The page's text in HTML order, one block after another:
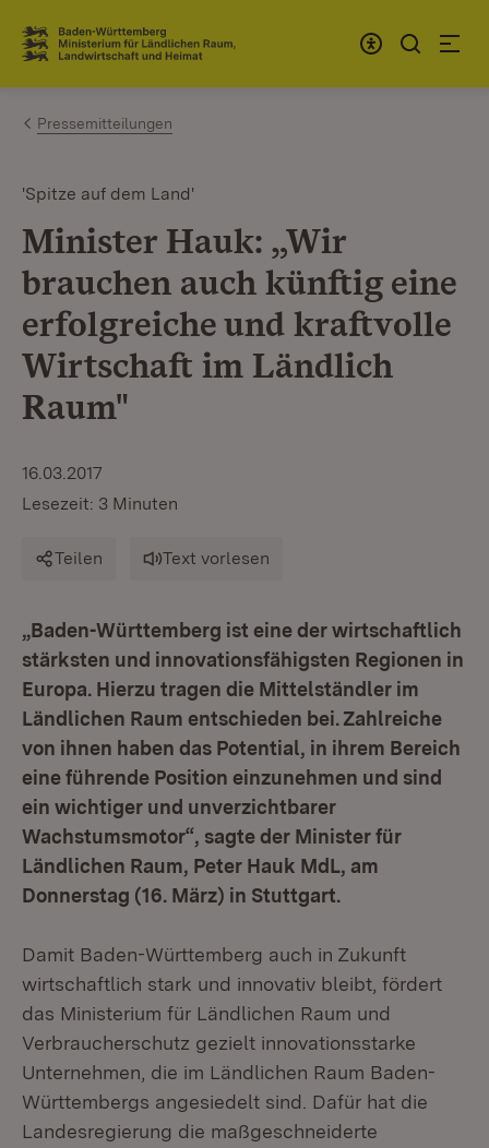
Zum Inhalt springen
Link zur Startseite
Pressemitteilungen
'Spitze auf dem Land'
Minister Hauk: „Wir
brauchen auch künftig eine
erfolgreiche und kraftvolle
Wirtschaft im Ländlich
Raum"
16.03.2017
Lesezeit: 3 Minuten
Teilen Text vorlesen
„Baden-Württemberg ist eine der wirtschaftlich
stärksten und innovationsfähigsten Regionen in
Europa. Hierzu tragen die Mittelständler im
Ländlichen Raum entschieden bei. Zahlreiche
von ihnen haben das Potential, in ihrem Bereich
eine führende Position einzunehmen und sind
ein wichtiger und unverzichtbarer
Wachstumsmotor“, sagte der Minister für
Ländlichen Raum, Peter Hauk MdL, am
Donnerstag (16. März) in Stuttgart.
Damit Baden-Württemberg auch in Zukunft
wirtschaftlich stark und innovativ bleibt, fördert
das Ministerium für Ländlichen Raum und
Verbraucherschutz gezielt innovationsstarke
Unternehmen, die im Ländlichen Raum Baden-
Württembergs angesiedelt sind. Dafür hat die
Landesregierung die maßgeschneiderte